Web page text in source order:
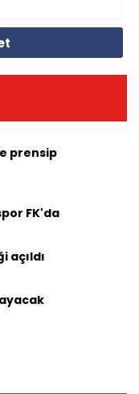
prensip
FK'da
açıldı